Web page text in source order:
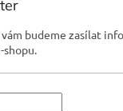
budeme zasílat
shopu.